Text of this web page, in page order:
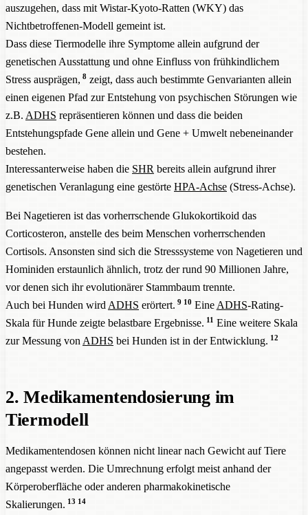
auszugehen, dass mit Wistar-Kyoto-Ratten (WKY) das
Nichtbetroffenen-Modell gemeint ist.
Dass diese Tiermodelle ihre Symptome allein aufgrund der
genetischen Ausstattung und ohne Einfluss von frühkindlichem
Stress ausprägen, 8zeigt, dass auch bestimmte Genvarianten allein
einen eigenen Pfad zur Entstehung von psychischen Störungen wie
z.B. ADHS repräsentieren können und dass die beiden
Entstehungspfade Gene allein und Gene + Umwelt nebeneinander
bestehen.
Interessanterweise haben die SHR bereits allein aufgrund ihrer
genetischen Veranlagung eine gestörte HPA-Achse (Stress-Achse).
Bei Nagetieren ist das vorherrschende Glukokortikoid das
Corticosteron, anstelle des beim Menschen vorherrschenden
Cortisols. Ansonsten sind sich die Stresssysteme von Nagetieren und
Hominiden erstaunlich ähnlich, trotz der rund 90 Millionen Jahre,
vor denen sich ihr evolutionärer Stammbaum trennte.
Auch bei Hunden wird ADHS erörtert. 9 10 Eine ADHS-Rating-
Skala für Hunde zeigte belastbare Ergebnisse. 11 Eine weitere Skala
zur Messung von ADHS bei Hunden ist in der Entwicklung. 12
2. Medikamentendosierung im
Tiermodell
Medikamentendosen können nicht linear nach Gewicht auf Tiere
angepasst werden. Die Umrechnung erfolgt meist anhand der
Körperoberfläche oder anderen pharmakokinetische
Skalierungen. 13 14